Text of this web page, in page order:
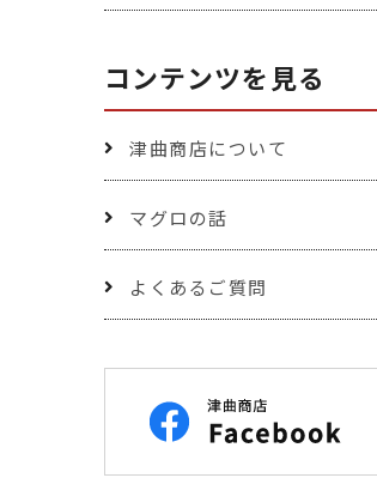
コンテンツを見る
津曲商店について
マグロの話
よくあるご質問